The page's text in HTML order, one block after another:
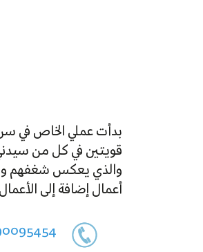
بدأت عملي الخاص في
قويتين في كل من سيدني
والذي يعكس شغفهم
أعمال إضافة إلى